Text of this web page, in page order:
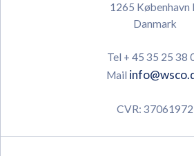
1265 København
Danmark
Tel + 45 35 25 38
Mail
CVR: 37061972